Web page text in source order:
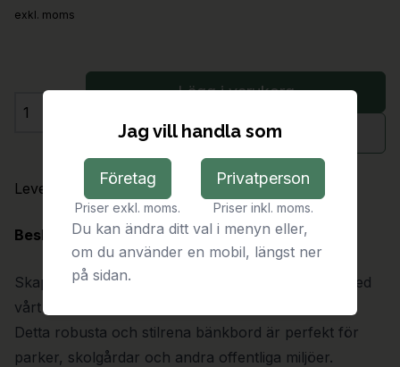
exkl. moms
Antal
Lägg i varukorg
Begär offert
Leveranstid: På förfrågan
Beskrivning
Skapa en välkomnande och funktionell uteplats med
vårt Picnic bänkbord i trä!
Detta robusta och stilrena bänkbord är perfekt för
parker, skolgårdar och andra offentliga miljöer.
Jag vill handla som
Företag
Priser exkl. moms.
Privatperson
Priser inkl. moms.
Du kan ändra ditt val i menyn eller,
om du använder en mobil, längst ner
på sidan.